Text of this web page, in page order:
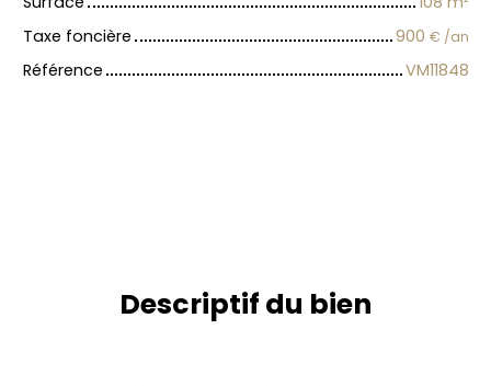
Taxe foncière
900 € /an
Référence VM11848
Descriptif du bien